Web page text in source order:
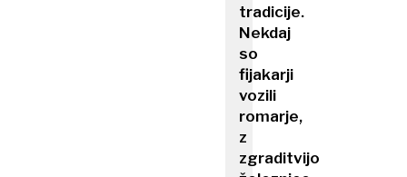
tradicije.
Nekdaj
so
fijakarji
vozili
romarje,
z
zgraditvijo